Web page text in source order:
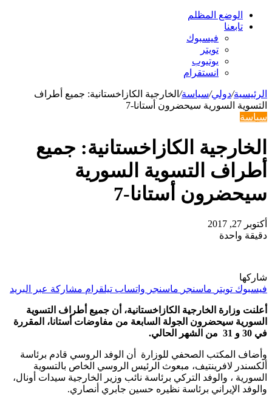
الوضع المظلم
تابعنا
فيسبوك
تويتر
يوتيوب
انستقرام
الرئيسية/دولي/سياسة/ الخارجية الكازاخستانية: جميع أطراف
التسوية السورية سيحضرون أستانا-7
سياسة
الخارجية الكازاخستانية: جميع
أطراف التسوية السورية
سيحضرون أستانا-7
أكتوبر 27, 2017
دقيقة واحدة
شاركها
فيسبوك تويتر ماسنجر ماسنجر واتساب تيلقرام مشاركة عبر البريد
أعلنت وزارة الخارجية الكازاخستانية، أن جميع أطراف التسوية
السورية سيحضرون الجولة السابعة من مفاوضات أستانا، المقررة
في 30 و 31 من الشهر الحالي
.
وأضاف المكتب الصحفي للوزارة أن الوفد الروسي قادم برئاسة
ألكسندر لافرينتيف، مبعوث الرئيس الروسي الخاص بالتسوية
السورية ، والوفد التركي برئاسة نائب وزير الخارجية سيدات أونال،
والوفد الإيراني برئاسة نظيره حسين جابري أنصاري.